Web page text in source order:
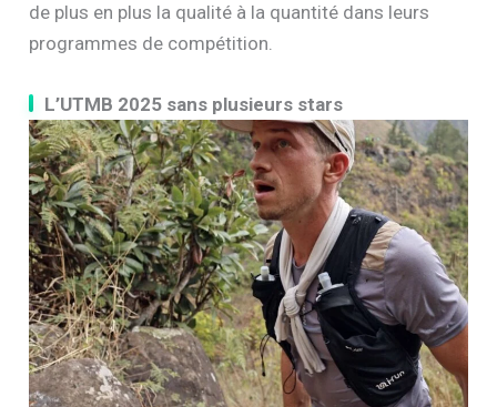
de plus en plus la qualité à la quantité dans leurs
programmes de compétition.
L’UTMB 2025 sans plusieurs stars